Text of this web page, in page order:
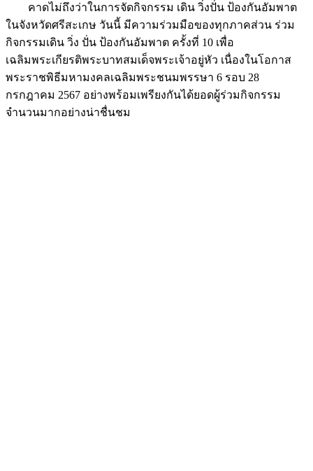
คาดไม่ถึงว่าในการจัดกิจกรรม เดิน วิ่งปั่น ป้องกันอัมพาต
ในจังหวัดศรีสะเกษ วันนี้ มีความร่วมมือของทุกภาคส่วน ร่วม
กิจกรรมเดิน วิ่ง ปั่น ป้องกันอัมพาต ครั้งที่ 10 เพื่อ
เฉลิมพระเกียรติพระบาทสมเด็จพระเจ้าอยู่หัว เนื่องในโอกาส
พระราชพิธีมหามงคลเฉลิมพระชนมพรรษา 6 รอบ 28
กรกฎาคม 2567 อย่างพร้อมเพรียงกันได้ยอดผู้ร่วมกิจกรรม
จำนวนมากอย่างน่าชื่นชม